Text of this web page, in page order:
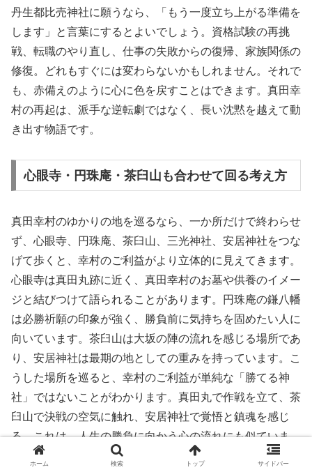
丹生都比売神社に願うなら、「もう一度立ち上がる準備を
します」と言葉にするとよいでしょう。資格試験の再挑
戦、転職のやり直し、仕事の失敗からの復帰、家族関係の
修復。どれもすぐには変わらないかもしれません。それで
も、赤備えのように心に色を戻すことはできます。真田幸
村の再起は、派手な逆転劇ではなく、長い沈黙を越えて動
き出す物語です。
心眼寺・円珠庵・茶臼山も合わせて回る考え方
真田幸村のゆかりの地を巡るなら、一か所だけで終わらせ
ず、心眼寺、円珠庵、茶臼山、三光神社、安居神社をつな
げて歩くと、幸村のご利益がより立体的に見えてきます。
心眼寺は真田丸跡に近く、真田幸村のお墓や供養のイメー
ジと結びつけて語られることがあります。円珠庵の鎌八幡
は必勝祈願の印象が強く、勝負前に気持ちを固めたい人に
向いています。茶臼山は大坂の陣の流れを感じる場所であ
り、安居神社は最期の地としての重みを持っています。こ
うした場所を巡ると、幸村のご利益が単純な「勝てる神
社」ではないことがわかります。真田丸で作戦を立て、茶
臼山で決戦の空気に触れ、安居神社で覚悟と鎮魂を感じ
る。これは、人生の勝負に向かう心の流れにも似ていま
す。願いを決め、準備し、挑み、結果を受け止める。大阪
ホーム 検索 トップ サイドバー